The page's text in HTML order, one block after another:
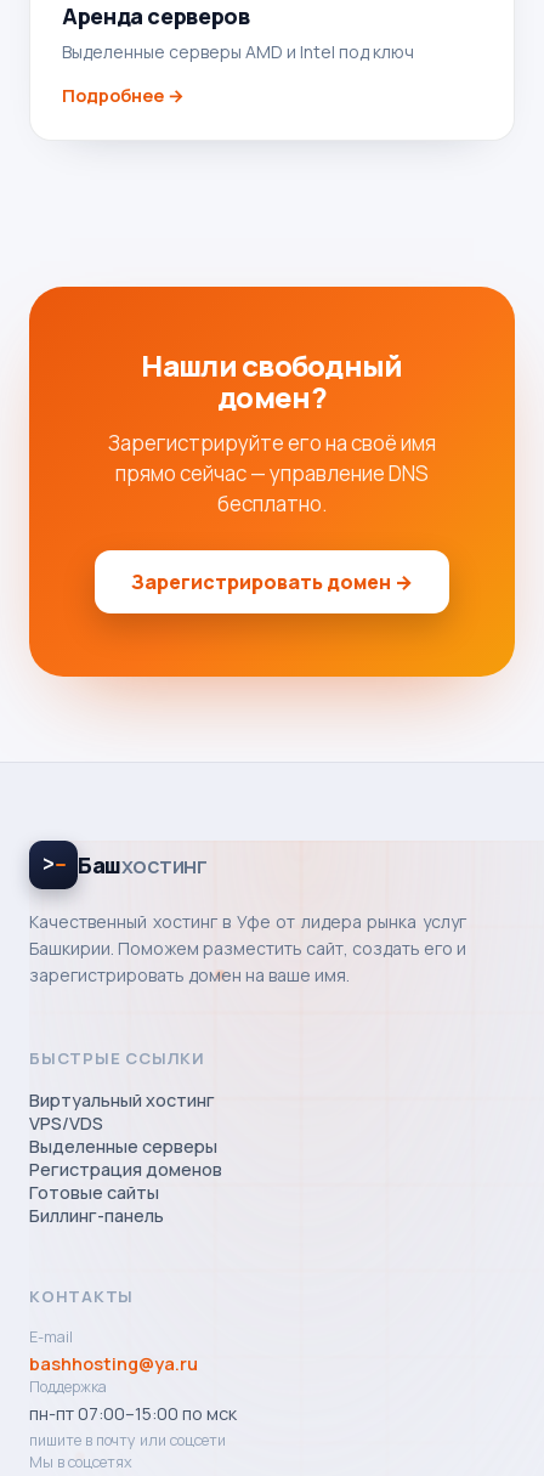
Аренда серверов
Выделенные серверы AMD и Intel под ключ
Подробнее →
Нашли свободный
домен?
Зарегистрируйте его на своё имя
прямо сейчас — управление DNS
бесплатно.
Зарегистрировать домен →
> Башхостинг
Качественный хостинг в Уфе от лидера рынка услуг
Башкирии. Поможем разместить сайт, создать его и
зарегистрировать домен на ваше имя.
БЫСТРЫЕ ССЫЛКИ
Виртуальный хостинг
VPS/VDS
Выделенные серверы
Регистрация доменов
Готовые сайты
Биллинг-панель
КОНТАКТЫ
E-mail
bashhosting@ya.ru
Поддержка
пн-пт 07:00–15:00 по мск
пишите в почту или соцсети
Мы в соцсетях